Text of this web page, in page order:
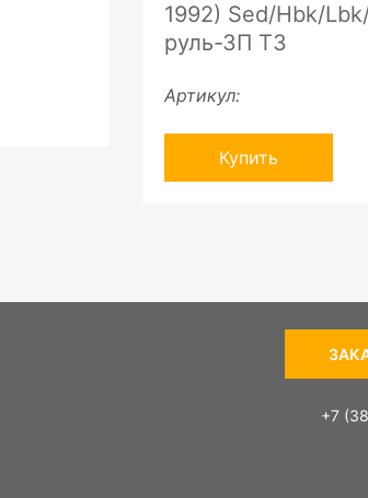
1992) Sed/Hbk/
руль-ЗП ТЗ
Артикул:
Купить
+7